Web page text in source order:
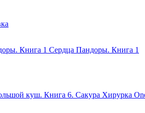
Сердца Пандоры. Книга 1